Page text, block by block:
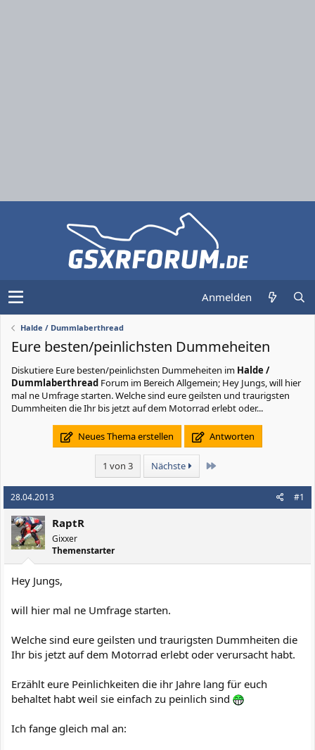
Anmelden
Halde / Dummlaberthread
Eure besten/peinlichsten Dummeheiten
Diskutiere Eure besten/peinlichsten Dummeheiten im Halde /
Dummlaberthread Forum im Bereich Allgemein; Hey Jungs, will hier
mal ne Umfrage starten. Welche sind eure geilsten und traurigsten
Dummheiten die Ihr bis jetzt auf dem Motorrad erlebt oder...
Neues Thema erstellen Antworten
1 von 3 Nächste Letzte
28.04.2013 #1
RaptR
Gixxer
Themenstarter
Hey Jungs,
will hier mal ne Umfrage starten.
Welche sind eure geilsten und traurigsten Dummheiten die
Ihr bis jetzt auf dem Motorrad erlebt oder verursacht habt.
Erzählt eure Peinlichkeiten die ihr Jahre lang für euch
behaltet habt weil sie einfach zu peinlich sind
Ich fange gleich mal an: